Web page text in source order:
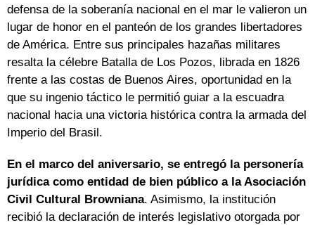
defensa de la soberanía nacional en el mar le valieron un
lugar de honor en el panteón de los grandes libertadores
de América. Entre sus principales hazañas militares
resalta la célebre Batalla de Los Pozos, librada en 1826
frente a las costas de Buenos Aires, oportunidad en la
que su ingenio táctico le permitió guiar a la escuadra
nacional hacia una victoria histórica contra la armada del
Imperio del Brasil.
En el marco del aniversario, se entregó la personería
jurídica como entidad de bien público a la Asociación
Civil Cultural Browniana. Asimismo, la institución
recibió la declaración de interés legislativo otorgada por